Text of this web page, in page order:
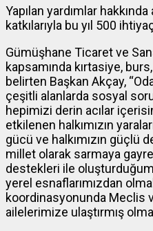
Yapılan yardımlar
katkılarıyla bu yıl 500
Gümüşhane Ticaret ve
kapsamında kırtasiye,
belirten Başkan Akçay,
çeşitli alanlarda sosyal
hepimizi derin acılar
etkilenen halkımızın
gücü ve halkımızın güçlü
millet olarak sarmaya
destekleri ile
yerel esnaflarımızdan
koordinasyonunda Meclis
ailelerimize ulaştırmış